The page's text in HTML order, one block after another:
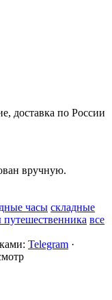
доставка по России
вручную.
часы складные
путешественника все
Telegram ·